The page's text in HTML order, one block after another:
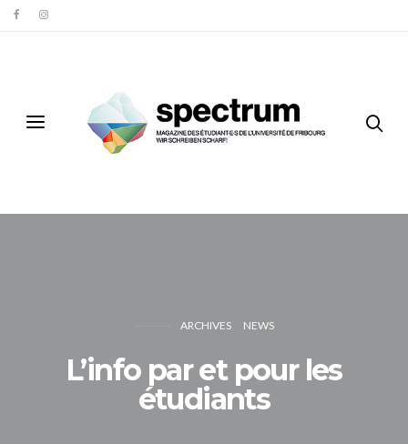
ARCHIVES NEWS
L’info par et pour les
étudiants